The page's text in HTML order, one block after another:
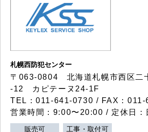
札幌西防犯センター
〒063-0804 北海道札幌市西区二
-12 カピテーヌ24-1F
TEL：011-641-0730 / FAX：011-
営業時間：9:00〜20:00 / 定休日：
販売可 工事・取付可